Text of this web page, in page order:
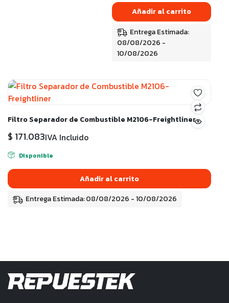
Añadir al carrito
Entrega Estimada:
08/08/2026 -
10/08/2026
Filtro Separador de Combustible M2106-Freightliner
$ 171.083IVA Incluido
Disponible
Añadir al carrito
Entrega Estimada: 08/08/2026 - 10/08/2026